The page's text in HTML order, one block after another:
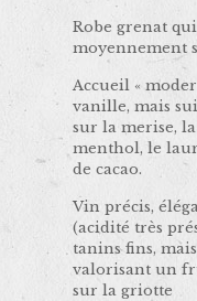
Robe grenat
moyennement
Accueil «
vanille, mais
sur la merise,
menthol, le
de cacao.
Vin précis,
(acidité très
tanins fins,
valorisant un
sur la griotte